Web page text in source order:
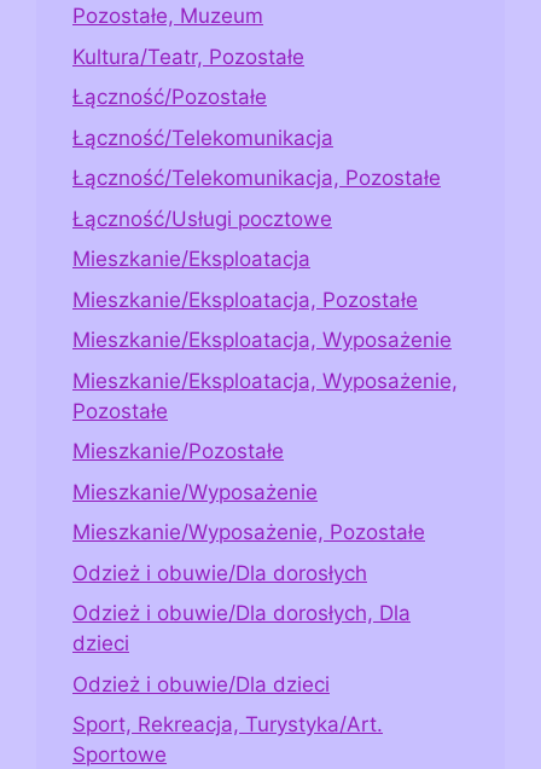
Pozostałe, Muzeum
Kultura/Teatr, Pozostałe
Łączność/Pozostałe
Łączność/Telekomunikacja
Łączność/Telekomunikacja, Pozostałe
Łączność/Usługi pocztowe
Mieszkanie/Eksploatacja
Mieszkanie/Eksploatacja, Pozostałe
Mieszkanie/Eksploatacja, Wyposażenie
Mieszkanie/Eksploatacja, Wyposażenie,
Pozostałe
Mieszkanie/Pozostałe
Mieszkanie/Wyposażenie
Mieszkanie/Wyposażenie, Pozostałe
Odzież i obuwie/Dla dorosłych
Odzież i obuwie/Dla dorosłych, Dla
dzieci
Odzież i obuwie/Dla dzieci
Sport, Rekreacja, Turystyka/Art.
Sportowe